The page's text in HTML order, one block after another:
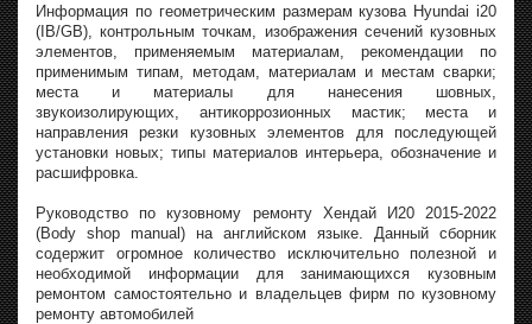
Информация по геометрическим размерам кузова Hyundai i20
(IB/GB), контрольным точкам, изображения сечений кузовных
элементов, применяемым материалам, рекомендации по
применимым типам, методам, материалам и местам сварки;
места и материалы для нанесения шовных,
звукоизолирующих, антикоррозионных мастик; места и
направления резки кузовных элементов для последующей
установки новых; типы материалов интерьера, обозначение и
расшифровка.
Руководство по кузовному ремонту Хендай И20 2015-2022
(Body shop manual) на английском языке. Данный сборник
содержит огромное количество исключительно полезной и
необходимой информации для занимающихся кузовным
ремонтом самостоятельно и владельцев фирм по кузовному
ремонту автомобилей